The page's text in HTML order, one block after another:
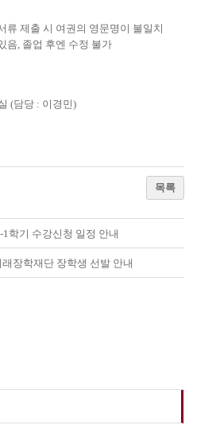
류 제출 시 여권의 영문명이 불일치
음, 졸업 후엔 수정 불가
(담당 : 이경민)
목록
1학기 수강신청 일정 안내
장학재단 장학생 선발 안내